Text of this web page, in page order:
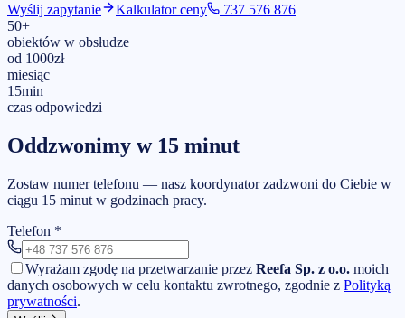
Wyślij zapytanie Kalkulator ceny
737 576 876
50+
obiektów w obsłudze
od 1000zł
miesiąc
15min
czas odpowiedzi
Oddzwonimy w 15 minut
Zostaw numer telefonu — nasz koordynator zadzwoni do Ciebie w
ciągu 15 minut w godzinach pracy.
Telefon *
Wyrażam zgodę na przetwarzanie przez Reefa Sp. z o.o. moich
danych osobowych w celu kontaktu zwrotnego, zgodnie z Polityką
prywatności.